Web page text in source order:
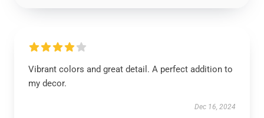
Vibrant colors and great detail. A perfect addition to
my decor.
Dec 16, 2024